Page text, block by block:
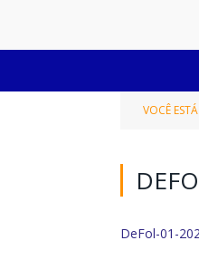
VOCÊ
DeFol-01-